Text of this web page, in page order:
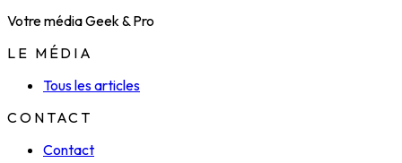
Votre média Geek & Pro
LE MÉDIA
Tous les articles
CONTACT
Contact